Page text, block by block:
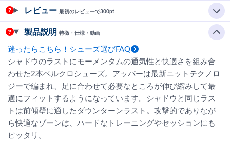
レビュー 最初のレビューで300pt
製品説明 特徴・仕様・動画
迷ったらこちら！シューズ選びFAQ
シャドウのラストにモーメンタムの通気性と快適さを組み合
わせた2本ベルクロシューズ。アッパーは最新ニットテクノロ
ジーで編まれ、足に合わせて必要なところが伸び縮みして最
適にフィットするようになっています。シャドウと同じラス
トは前傾壁に適したダウンターンラスト。攻撃的でありなが
ら快適なゾーンは、ハードなトレーニングやセッションにも
ピッタリ。